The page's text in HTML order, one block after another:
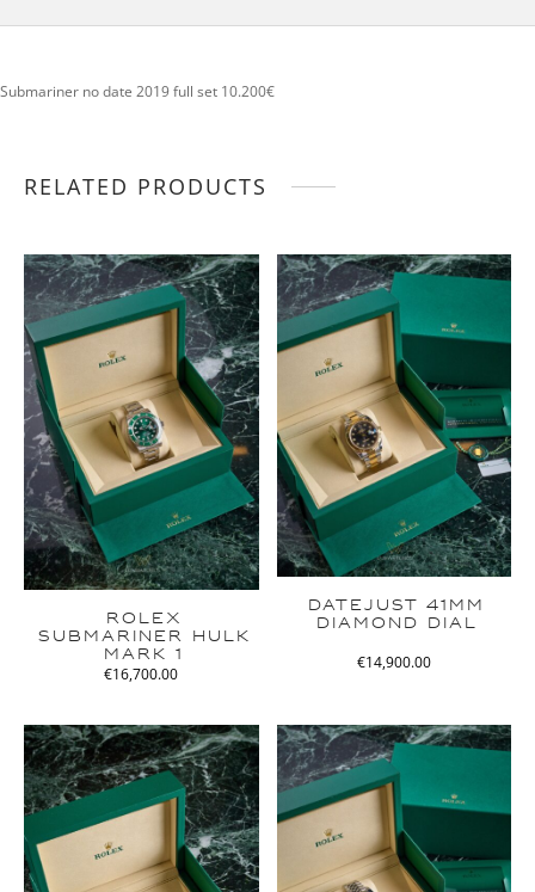
Submariner no date 2019 full set 10.200€
RELATED PRODUCTS
ROLEX
SUBMARINER HULK
MARK 1
€16,700.00
DATEJUST 41MM
DIAMOND DIAL
€14,900.00